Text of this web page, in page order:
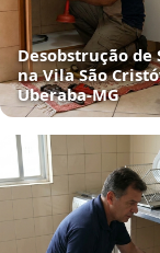
Desobstrução de
na Vila São
Uberaba‑MG